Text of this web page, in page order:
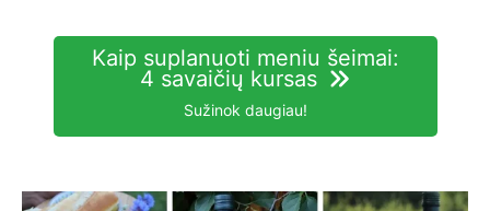
Kaip suplanuoti meniu šeimai:
4 savaičių kursas
Sužinok daugiau!